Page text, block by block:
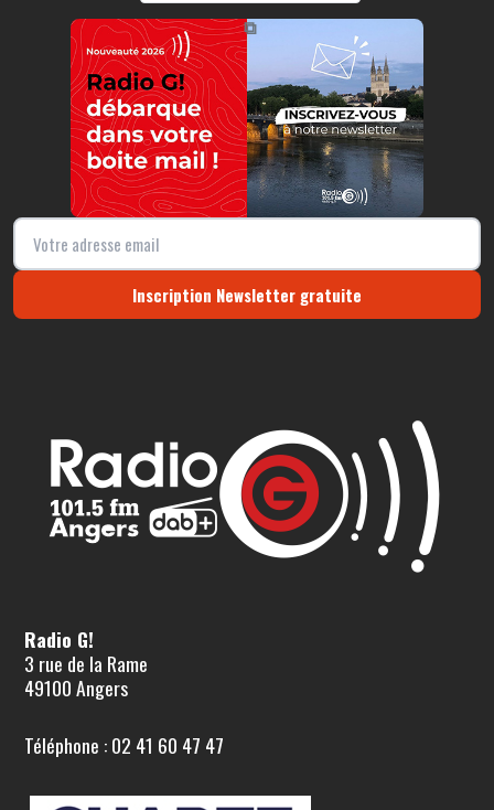
https://radio-g.fr?12823
⧉
Inscription Newsletter gratuite
Radio G!
3 rue de la Rame
49100 Angers
Téléphone : 02 41 60 47 47